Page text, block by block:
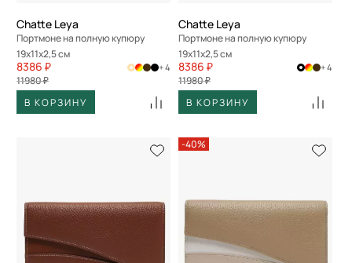
Chatte Leya
Портмоне на полную купюру
19x11x2,5 см
8386 ₽
11980 ₽
+ 4
В КОРЗИНУ
Chatte Leya
Портмоне на полную купюру
19x11x2,5 см
8386 ₽
11980 ₽
+ 4
В КОРЗИНУ
-40%